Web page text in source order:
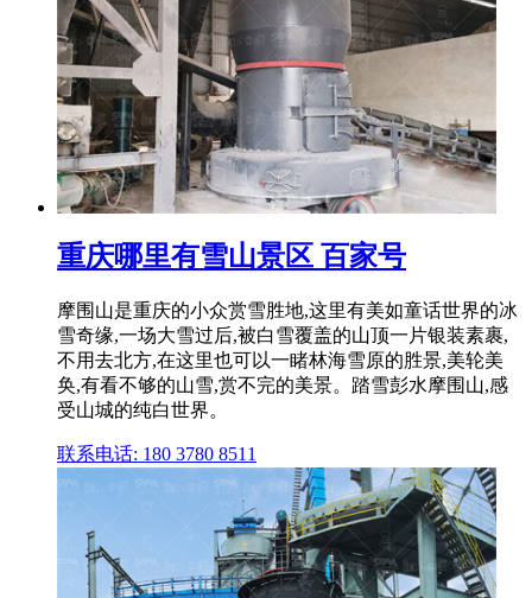
重庆哪里有雪山景区 百家号
摩围山是重庆的小众赏雪胜地,这里有美如童话世界的冰
雪奇缘,一场大雪过后,被白雪覆盖的山顶一片银装素裹,
不用去北方,在这里也可以一睹林海雪原的胜景,美轮美
奂,有看不够的山雪,赏不完的美景。踏雪彭水摩围山,感
受山城的纯白世界。
联系电话: 180 3780 8511